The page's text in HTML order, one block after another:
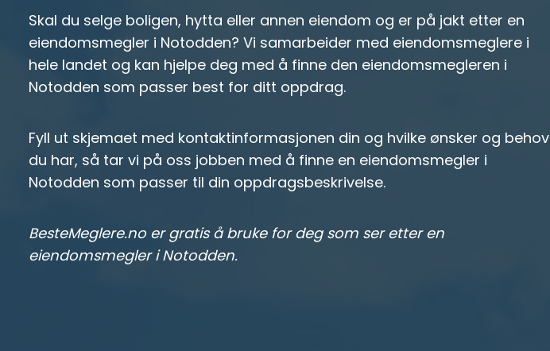
Skal du selge boligen, hytta eller annen eiendom og er på jakt etter en
eiendomsmegler i Notodden? Vi samarbeider med eiendomsmeglere i
hele landet og kan hjelpe deg med å finne den eiendomsmegleren i
Notodden som passer best for ditt oppdrag.
Fyll ut skjemaet med kontaktinformasjonen din og hvilke ønsker og behov
du har, så tar vi på oss jobben med å finne en eiendomsmegler i
Notodden som passer til din oppdragsbeskrivelse.
BesteMeglere.no er gratis å bruke for deg som ser etter en
eiendomsmegler i Notodden.